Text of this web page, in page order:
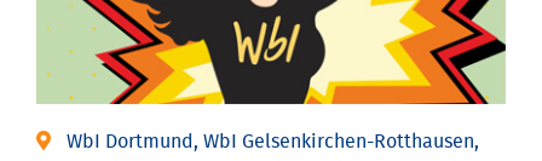
WbI Dortmund, WbI Gelsenkirchen-Rotthausen,